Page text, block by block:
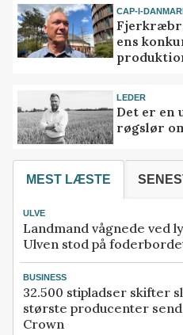
CAP-I-
ens
LEDER
Det er en
røgslør
MEST LÆSTE
ULVE
Landmand vågnede ved
Ulven stod på
BUSINESS
32.500 stipladser skifter
største producenter
Crown